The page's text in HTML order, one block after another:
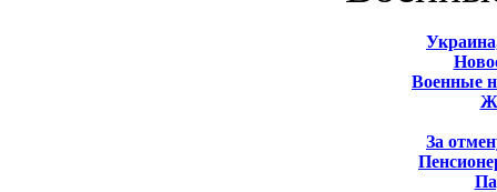
Военные
За